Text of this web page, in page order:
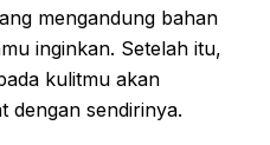
mengandung bahan
inginkan. Setelah itu,
kulitmu akan
dengan sendirinya.